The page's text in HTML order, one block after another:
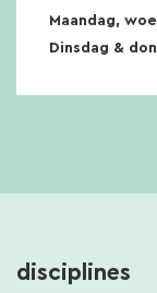
Maandag,
Dinsdag &
disciplines